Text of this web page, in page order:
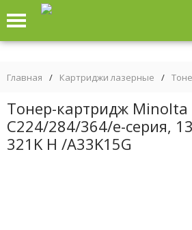
Главная / Картриджи лазерные /
Тонер-картридж Minolta
C224/284/364/e-серия,
321K H /A33K15G